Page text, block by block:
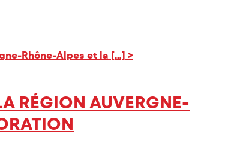
Rhône-Alpes et la […] >
RÉGION AUVERGNE-